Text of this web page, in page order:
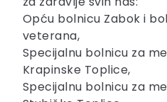
Opću bolnicu Zabok i
veterana,
Specijalnu bolnicu za
Krapinske Toplice,
Specijalnu bolnicu za